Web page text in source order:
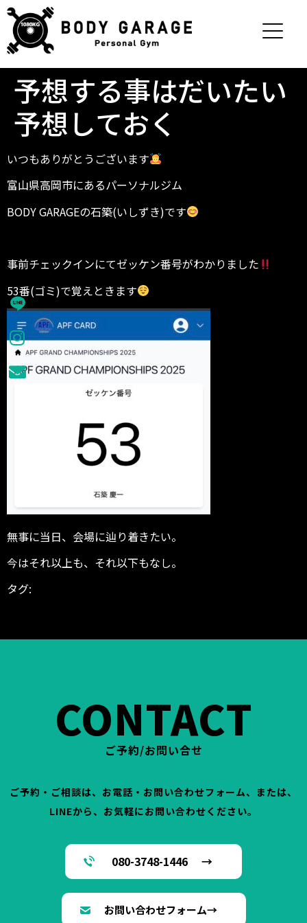
予想する事はだいたい
予想しておく
いつもありがとうございます
富山県高岡市にあるパーソナルジム
BODY GARAGEの石築(いしずき)です
事前チェックインにてゼッケン番号がわかりました
53番(ゴミ)で覚えときます
無事に当日、会場に辿り着きたい。
今はそれ以上も、それ以下もなし。
タグ:
市 東中川町 ヒノキビル
CONTACT
ご予約/お問い合せ
ご予約・ご相談は、お電話・お問い合わせフォーム、または、
LINEから、お気軽にお問い合わせください。
080-3748-1446 →
お問い合わせフォーム→